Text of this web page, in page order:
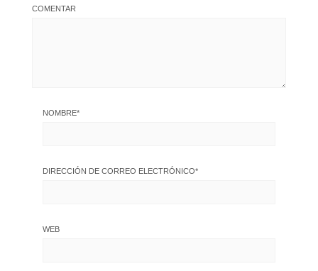
COMENTAR
NOMBRE*
DIRECCIÓN DE CORREO ELECTRÓNICO*
WEB